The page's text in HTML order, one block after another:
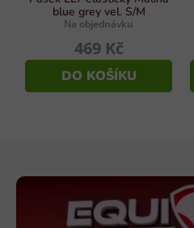
blue grey vel. S/M
Na objednávku
469 Kč
DO KOŠÍKU